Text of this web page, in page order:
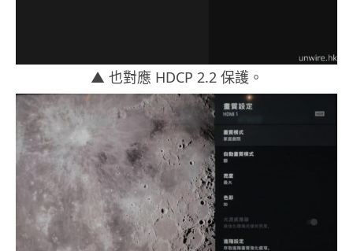
▲ 也對應 HDCP 2.2 保護。